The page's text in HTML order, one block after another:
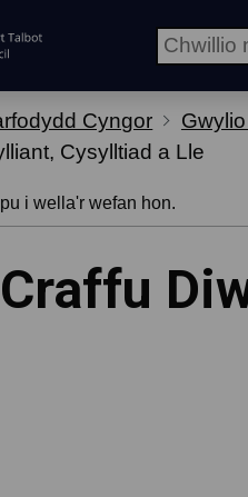
Cyngor
Cysylltiad a Lle
i wella'r wefan hon.